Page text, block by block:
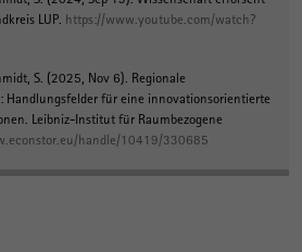
LUP. https://www.youtube.com/watch?
S. (2025, Nov 6). Regionale
Handlungsfelder für eine innovationsorientierte
. Leibniz-Institut für Raumbezogene
handle/10419/330685